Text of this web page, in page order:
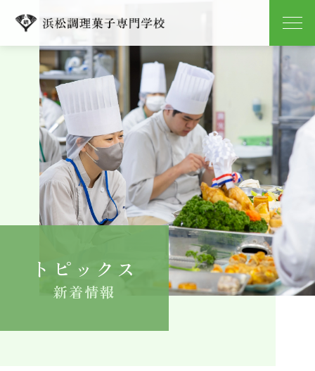
学校紹介
学科紹介
キャンパスライフ
就職
よくある質問
トピックス
新着情報